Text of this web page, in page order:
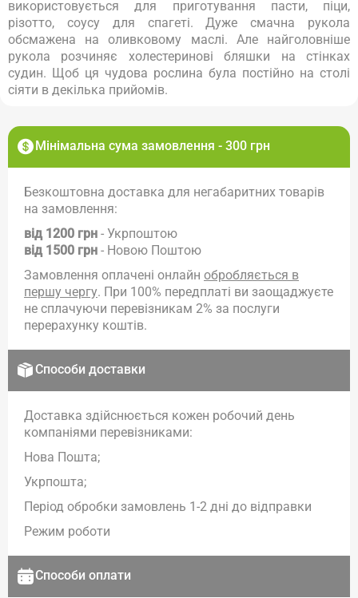
Мінімальна сума замовлення - 300 грн
Безкоштовна доставка для негабаритних товарів
на замовлення:
від 1200 грн - Укрпоштою
від 1500 грн - Новою Поштою
Замовлення оплачені онлайн обробляється в
першу чергу. При 100% передплаті ви заощаджуєте
не сплачуючи перевізникам 2% за послуги
перерахунку коштів.
Способи доставки
Доставка здійснюється кожен робочий день
компаніями перевізниками:
Нова Пошта;
Укрпошта;
Період обробки замовлень 1-2 дні до відправки
Режим роботи
Способи оплати
використовується для приготування пасти, піци,
різотто, соусу для спагеті. Дуже смачна рукола
обсмажена на оливковому маслі. Але найголовніше
рукола розчиняє холестеринові бляшки на стінках
судин. Щоб ця чудова рослина була постійно на столі
сіяти в декілька прийомів.